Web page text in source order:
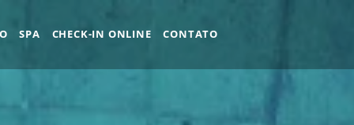
SPA CHECK-IN ONLINE CONTATO